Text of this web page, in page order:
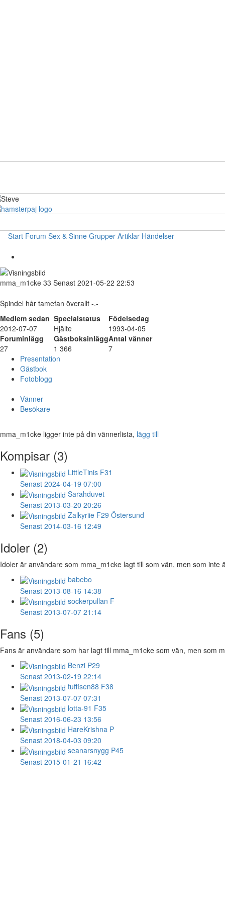
Start Forum Sex & Sinne Grupper Artiklar Händelser
mma_m1cke 33 Senast 2021-05-22 22:53
Spindel hår tamefan överallt -.-
Medlem sedan Specialstatus
Födelsedag
2012-07-07
Hjälte
1993-04-05
Foruminlägg
GästboksinläggAntal vänner
27
1 366
7
Presentation
Gästbok
Fotoblogg
Vänner
Besökare
mma_m1cke ligger inte på din vännerlista, lägg till
Kompisar (3)
LittleTinis F31
Senast 2024-04-19 07:00
Sarahduvet
Senast 2013-03-20 20:26
Zalkyriie F29 Östersund
Senast 2014-03-16 12:49
Idoler (2)
Idoler är användare som mma_m1cke lagt till som vän, men som inte
babebo
Senast 2013-08-16 14:38
sockerpullan F
Senast 2013-07-07 21:14
Fans (5)
Fans är användare som har lagt till mma_m1cke som vän, men som
Benzi P29
Senast 2013-02-19 22:14
tuffisen88 F38
Senast 2013-07-07 07:31
lotta-91 F35
Senast 2016-06-23 13:56
HareKrishna P
Senast 2018-04-03 09:20
seanarsnygg P45
Senast 2015-01-21 16:42